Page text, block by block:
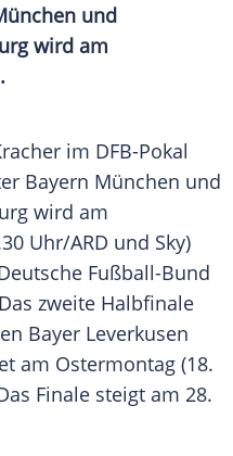
und
wird am
im DFB-Pokal
Bayern München und
wird am
Uhr/ARD und Sky)
Fußball-Bund
zweite Halbfinale
Bayer Leverkusen
am Ostermontag (18.
Finale steigt am 28.